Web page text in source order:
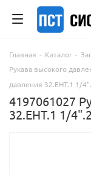
Главная - Каталог -
Рукава высокого
давления 32.ЕНТ.1 1/
4197061027
32.ЕНТ.1 1/